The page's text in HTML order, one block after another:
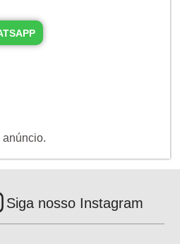
anúncio.
Siga nosso Instagram